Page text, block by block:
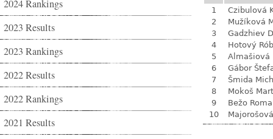
2024 Rankings
2023 Results
2023 Rankings
2022 Results
2022 Rankings
2021 Results
1
Czibulová
2
Mužíková
3
Gadzhiev
4
Hotový
5
Almašiová
6
Gábor
7
Šmida
8
Mokoš
9
Bežo
10